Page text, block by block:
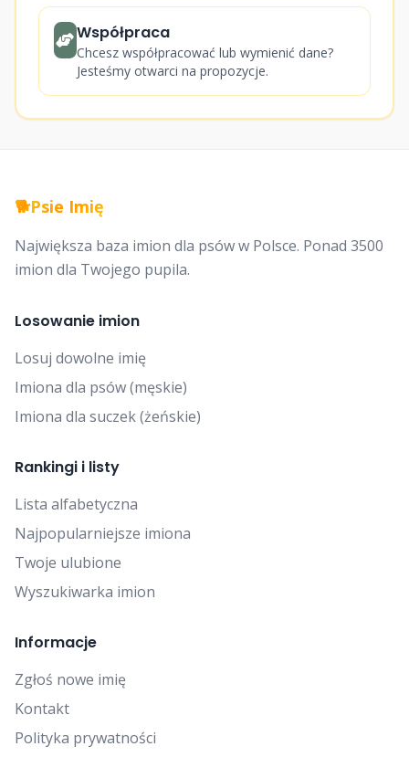
Współpraca
Chcesz współpracować lub wymienić dane?
Jesteśmy otwarci na propozycje.
🐕Psie Imię
Największa baza imion dla psów w Polsce. Ponad 3500
imion dla Twojego pupila.
Losowanie imion
Losuj dowolne imię
Imiona dla psów (męskie)
Imiona dla suczek (żeńskie)
Rankingi i listy
Lista alfabetyczna
Najpopularniejsze imiona
Twoje ulubione
Wyszukiwarka imion
Informacje
Zgłoś nowe imię
Kontakt
Polityka prywatności